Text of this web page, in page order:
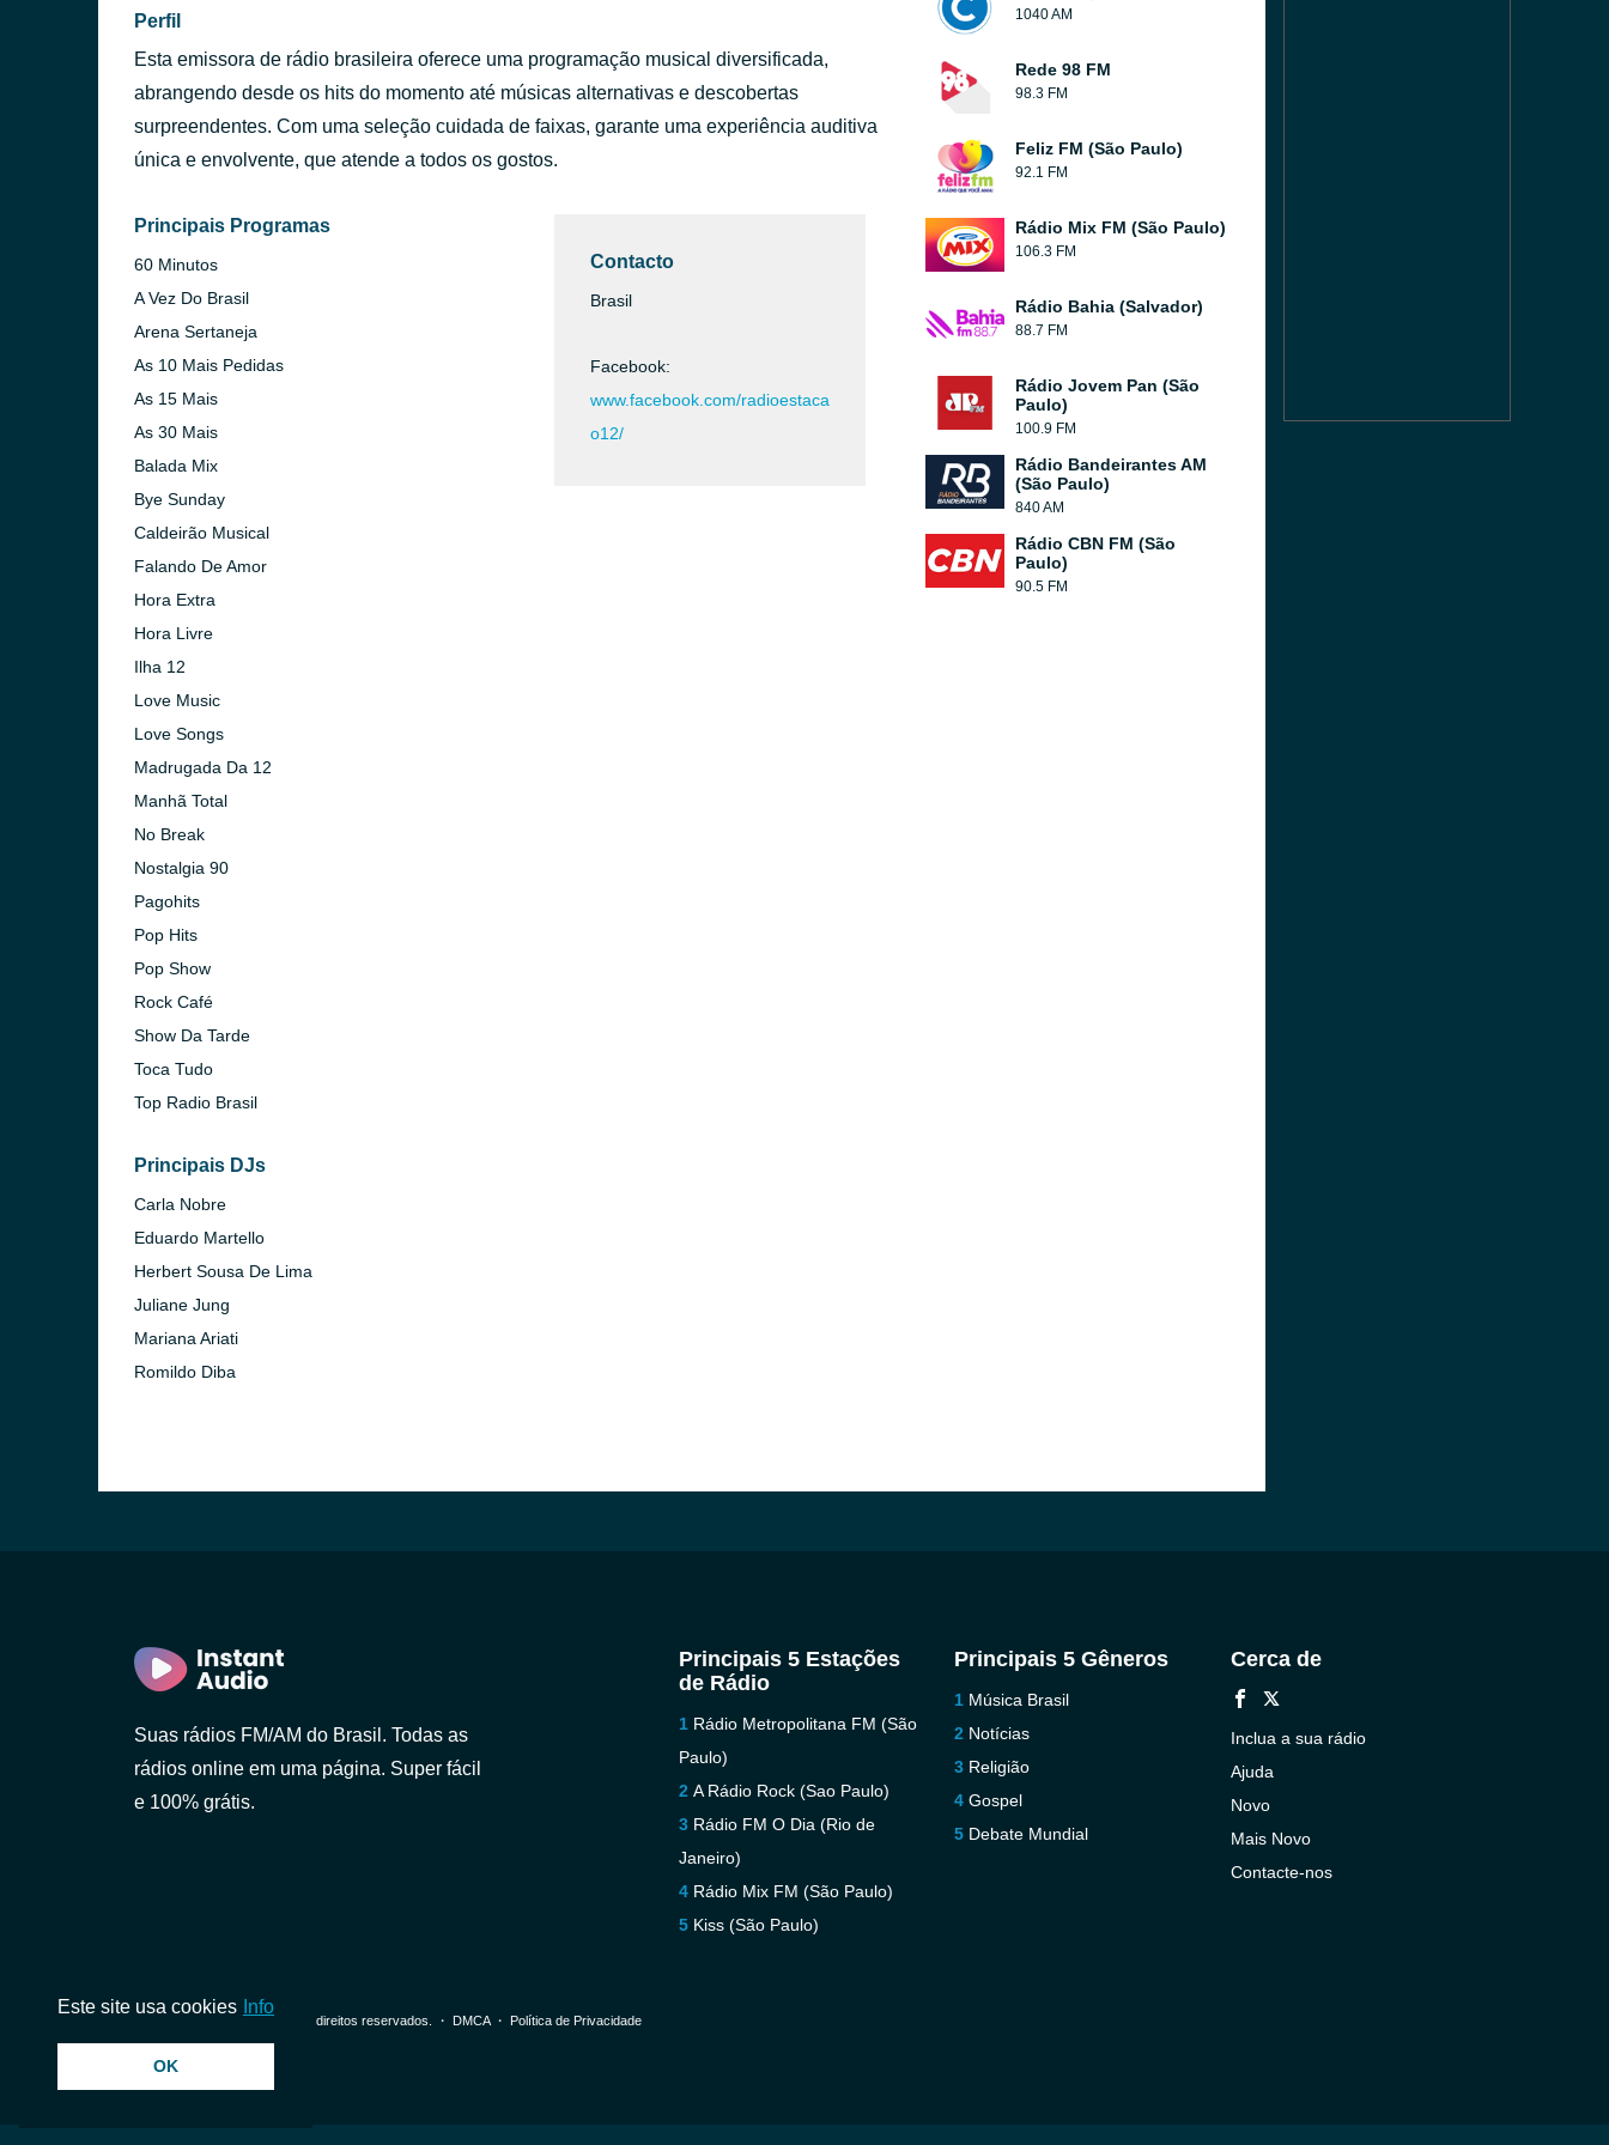
Perfil
Esta emissora de rádio brasileira oferece uma programação musical diversificada,
abrangendo desde os hits do momento até músicas alternativas e descobertas
surpreendentes. Com uma seleção cuidada de faixas, garante uma experiência auditiva
única e envolvente, que atende a todos os gostos.
Principais Programas
60 Minutos
A Vez Do Brasil
Arena Sertaneja
As 10 Mais Pedidas
As 15 Mais
As 30 Mais
Balada Mix
Bye Sunday
Caldeirão Musical
Falando De Amor
Hora Extra
Hora Livre
Ilha 12
Love Music
Love Songs
Madrugada Da 12
Manhã Total
No Break
Nostalgia 90
Pagohits
Pop Hits
Pop Show
Rock Café
Show Da Tarde
Toca Tudo
Top Radio Brasil
Principais DJs
Carla Nobre
Eduardo Martello
Herbert Sousa De Lima
Juliane Jung
Mariana Ariati
Romildo Diba
Contacto
Brasil
Facebook:
www.facebook.com/radioestaca
o12/
1040 AM
Rede 98 FM
98.3 FM
Feliz FM (São Paulo)
92.1 FM
Rádio Mix FM (São Paulo)
106.3 FM
Rádio Bahia (Salvador)
88.7 FM
Rádio Jovem Pan (São
Paulo)
100.9 FM
Rádio Bandeirantes AM
(São Paulo)
840 AM
Rádio CBN FM (São
Paulo)
90.5 FM
Suas rádios FM/AM do Brasil. Todas as
rádios online em uma página. Super fácil
e 100% grátis.
Principais 5 Estações
de Rádio
Rádio Metropolitana FM (São
Paulo)
A Rádio Rock (Sao Paulo)
Rádio FM O Dia (Rio de
Janeiro)
Rádio Mix FM (São Paulo)
Kiss (São Paulo)
Principais 5 Gêneros
Música Brasil
Notícias
Religião
Gospel
Debate Mundial
Cerca de
Inclua a sua rádio
Ajuda
Novo
Mais Novo
Contacte-nos
© 2026 InstantAudio. Todos os direitos reservados. ・ DMCA・ Política de Privacidade
Este site usa cookies Info
OK